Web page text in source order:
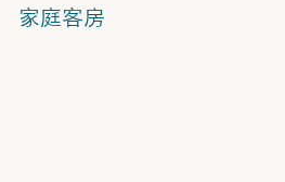
家庭客房